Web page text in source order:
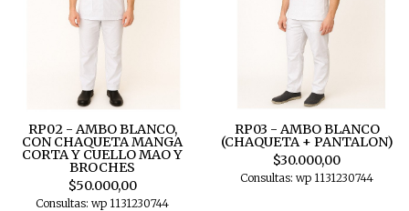
RP02 - AMBO BLANCO,
CON CHAQUETA MANGA
CORTA Y CUELLO MAO Y
BROCHES
$50.000,00
Consultas: wp 1131230744
RP03 - AMBO BLANCO
(CHAQUETA + PANTALON)
$30.000,00
Consultas: wp 1131230744